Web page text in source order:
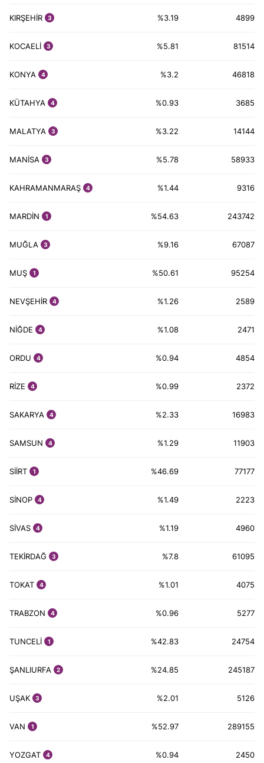
KIRŞEHİR 3 %3.19 4899
KOCAELİ 3 %5.81 81514
KONYA 4 %3.2 46818
KÜTAHYA 4 %0.93 3685
MALATYA 3 %3.22 14144
MANİSA 3 %5.78 58933
KAHRAMANMARAŞ 4 %1.44 9316
MARDİN 1 %54.63 243742
MUĞLA 3 %9.16 67087
MUŞ 1 %50.61 95254
NEVŞEHİR 4 %1.26 2589
NİĞDE 4 %1.08 2471
ORDU 4 %0.94 4854
RİZE 4 %0.99 2372
SAKARYA 4 %2.33 16983
SAMSUN 4 %1.29 11903
SİİRT 1 %46.69 77177
SİNOP 4 %1.49 2223
SİVAS 4 %1.19 4960
TEKİRDAĞ 3 %7.8 61095
TOKAT 4 %1.01 4075
TRABZON 4 %0.96 5277
TUNCELİ 1 %42.83 24754
ŞANLIURFA 2 %24.85 245187
UŞAK 3 %2.01 5126
VAN 1 %52.97 289155
YOZGAT 4 %0.94 2450